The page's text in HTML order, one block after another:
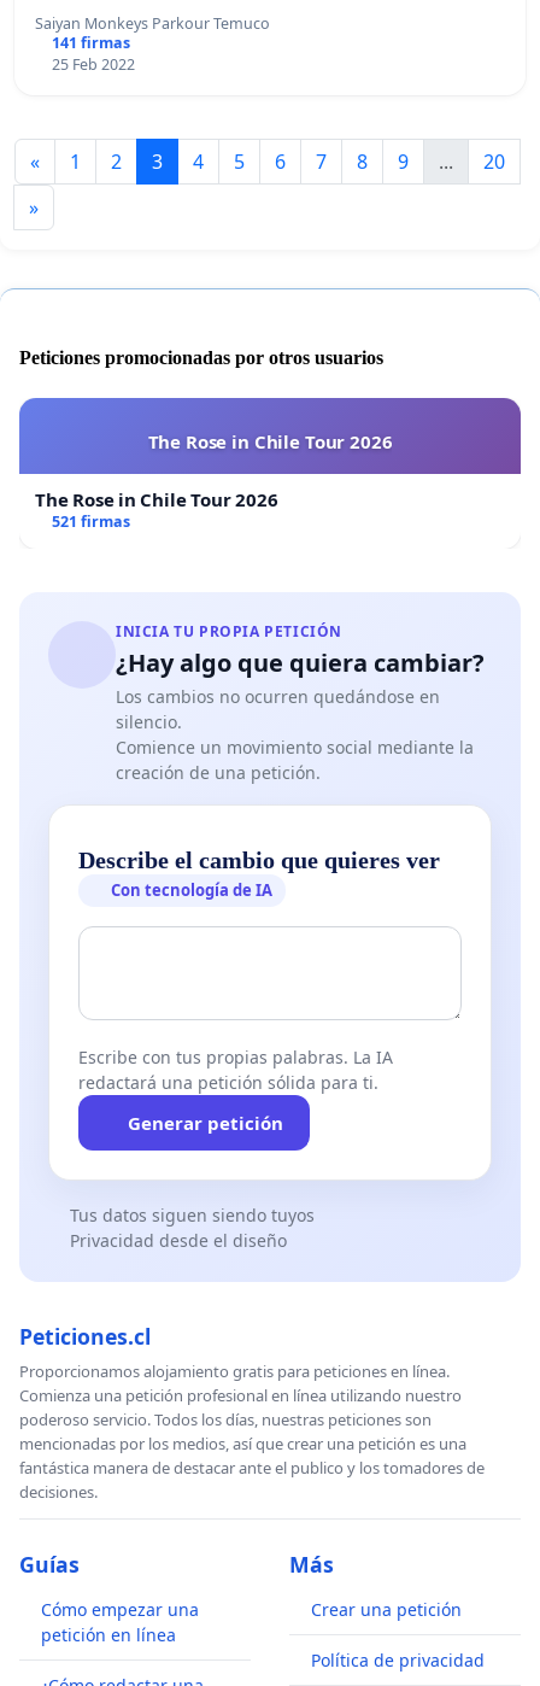
Saiyan Monkeys Parkour Temuco
141 firmas
25 Feb 2022
« 1 2 3 4 5 6 7 8 9 ...
20
»
Peticiones promocionadas por otros usuarios
The Rose in Chile Tour 2026
The Rose in Chile Tour 2026
521 firmas
INICIA TU PROPIA PETICIÓN
¿Hay algo que quiera cambiar?
Los cambios no ocurren quedándose en
silencio.
Comience un movimiento social mediante la
creación de una petición.
Describe el cambio que quieres ver
Con tecnología de IA
Escribe con tus propias palabras. La IA
redactará una petición sólida para ti.
Generar petición
Tus datos siguen siendo tuyos
Privacidad desde el diseño
Peticiones.cl
Proporcionamos alojamiento gratis para peticiones en línea.
Comienza una petición profesional en línea utilizando nuestro
poderoso servicio. Todos los días, nuestras peticiones son
mencionadas por los medios, así que crear una petición es una
fantástica manera de destacar ante el publico y los tomadores de
decisiones.
Guías
Cómo empezar una
petición en línea
Más
Crear una petición
Política de privacidad